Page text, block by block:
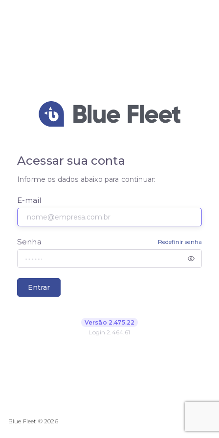
Acessar sua conta
Informe os dados abaixo para continuar:
E-mail
Senha Redefinir senha
Entrar
Versão 2.475.22
Login 2.464.61
Blue Fleet ©2026